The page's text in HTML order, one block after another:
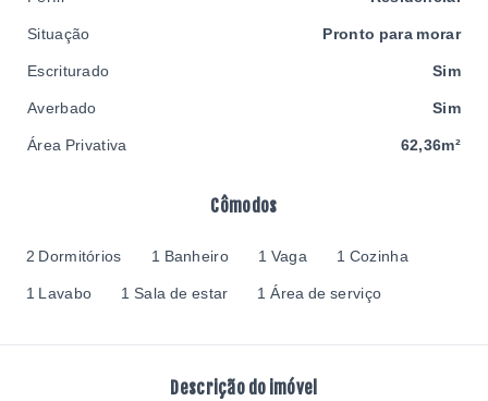
Cômodos
2 Dormitórios 1 Banheiro 1 Vaga 1 Cozinha
1 Lavabo 1 Sala de estar 1 Área de serviço
Descrição do imóvel
Situação Pronto para morar
Escriturado Sim
Averbado Sim
Área Privativa 62,36m²